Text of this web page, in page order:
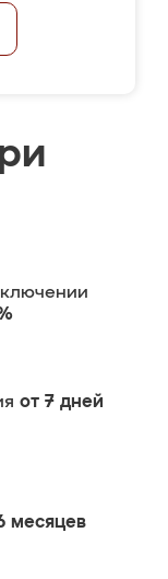
от 7 дней
месяцев